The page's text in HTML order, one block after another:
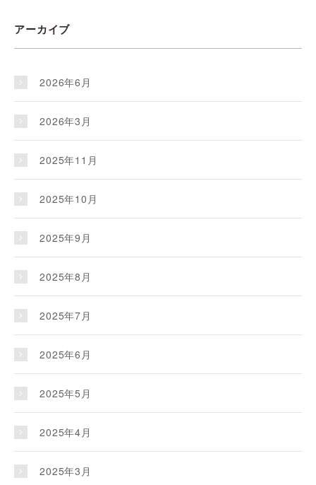
アーカイブ
2026年6月
2026年3月
2025年11月
2025年10月
2025年9月
2025年8月
2025年7月
2025年6月
2025年5月
2025年4月
2025年3月